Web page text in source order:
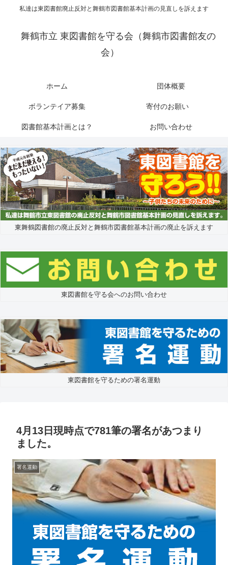
私達は東図書館廃止反対と舞鶴市図書館基本計画の見直しを訴えます
舞鶴市立 東図書館を守る会（舞鶴市図書館友の
会）
ホーム 団体概要
ボランテイア募集 寄付のお願い
図書館基本計画とは？ お問い合わせ
東舞鶴図書館の廃止反対と舞鶴市図書館基本計画の廃止を訴えます
東図書館を守る会へのお問い合わせ
東図書館を守るための署名運動
4月13日現時点で781筆の署名があつまり
ました。
署名運動